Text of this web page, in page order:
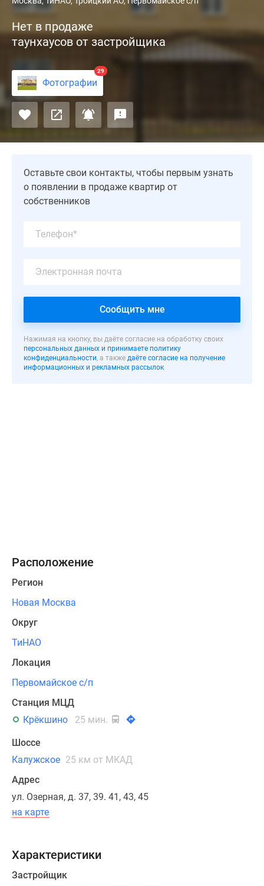
Усадьбы»
расположены
в
Москве,
30
километрах
от
МКАД.
застройка
представлена
разнообразными
коммуникации
подведены
точек
Нет в продаже
таунхаусов от застройщика
Фотографии
29
Оставьте свои контакты, чтобы первым узнать
о появлении в продаже квартир от
собственников
Сообщить мне
Нажимая на кнопку, вы даёте согласие на обработку своих
персональных данных и принимаете политику
конфиденциальности, а также даёте согласие на получение
информационных и рекламных рассылок
Расположение
Регион
Новая Москва
Округ
ТиНАО
Локация
Первомайское с/п
Станция МЦД
Крёкшино
25 мин.
Шоссе
Калужское 25 км от МКАД
Адрес
ул. Озерная, д. 37, 39. 41, 43, 45
на карте
Характеристики
Застройщик